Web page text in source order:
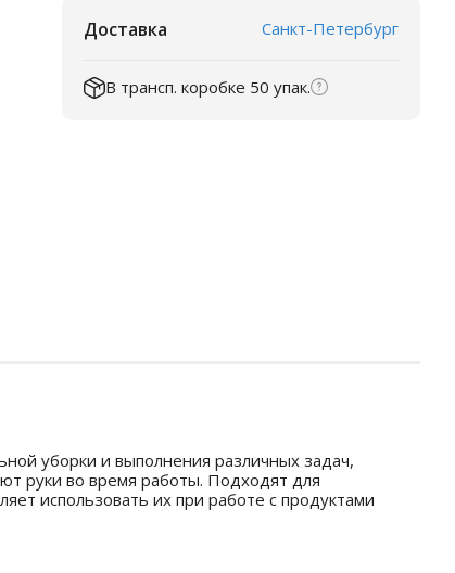
Доставка Санкт-Петербург
В трансп. коробке 50 упак.
уборки и выполнения различных задач,
руки во время работы. Подходят для
использовать их при работе с продуктами